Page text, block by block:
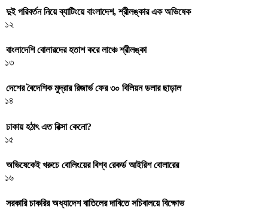
দুই পরিবর্তন নিয়ে ব্যাটিংয়ে বাংলাদেশ, শ্রীলঙ্কার এক অভিষেক
১২
বাংলাদেশি বোলারদের হতাশ করে লাঞ্চে শ্রীলঙ্কা
১৩
দেশের বৈদেশিক মুদ্রার রিজার্ভ ফের ৩০ বিলিয়ন ডলার ছাড়াল
১৪
ঢাকায় হঠাৎ এত রিক্সা কেনো?
১৫
অভিষেকেই খরুচে বোলিংয়ের বিশ্ব রেকর্ড আইরিশ বোলারের
১৬
সরকারি চাকরির অধ্যাদেশ বাতিলের দাবিতে সচিবালয়ে বিক্ষোভ